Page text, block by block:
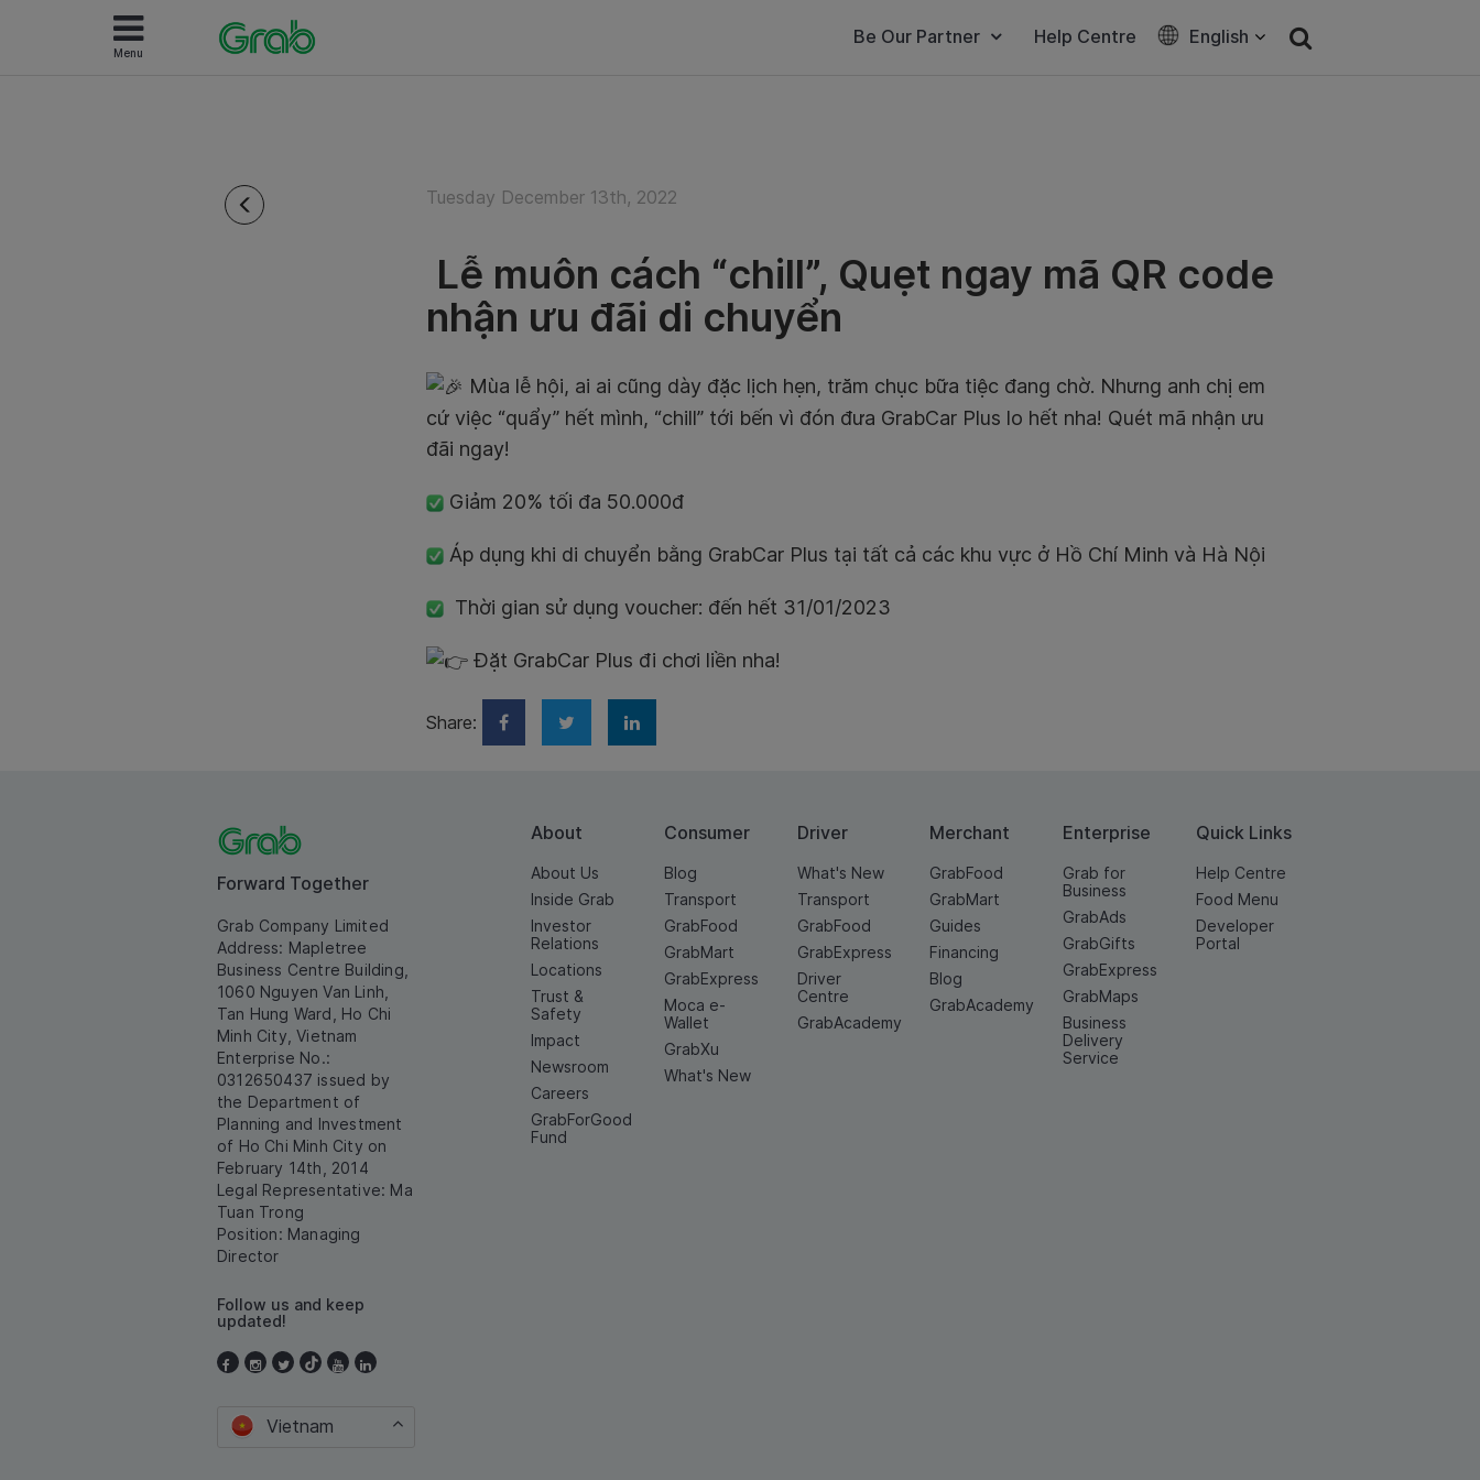
Menu
Be Our Partner Help Centre English
Tuesday December 13th, 2022
Lễ muôn cách “chill”, Quẹt ngay mã QR code
nhận ưu đãi di chuyển
Mùa lễ hội, ai ai cũng dày đặc lịch hẹn, trăm chục bữa tiệc đang chờ. Nhưng anh chị em
cứ việc “quẩy” hết mình, “chill” tới bến vì đón đưa GrabCar Plus lo hết nha! Quét mã nhận ưu
đãi ngay!
Giảm 20% tối đa 50.000đ
Áp dụng khi di chuyển bằng GrabCar Plus tại tất cả các khu vực ở Hồ Chí Minh và Hà Nội
Thời gian sử dụng voucher: đến hết 31/01/2023
Đặt GrabCar Plus đi chơi liền nha!
Share:
Forward Together
Grab Company Limited
Address: Mapletree
Business Centre Building,
1060 Nguyen Van Linh,
Tan Hung Ward, Ho Chi
Minh City, Vietnam
Enterprise No.:
0312650437 issued by
the Department of
Planning and Investment
of Ho Chi Minh City on
February 14th, 2014
Legal Representative: Ma
Tuan Trong
Position: Managing
Director
Follow us and keep
updated!
Vietnam
About
About Us
Inside Grab
Investor
Relations
Locations
Trust &
Safety
Impact
Newsroom
Careers
GrabForGood
Fund
Consumer
Blog
Transport
GrabFood
GrabMart
GrabExpress
Moca e-
Wallet
GrabXu
What's New
Driver
What's New
Transport
GrabFood
GrabExpress
Driver
Centre
GrabAcademy
Merchant
GrabFood
GrabMart
Guides
Financing
Blog
GrabAcademy
Enterprise
Grab for
Business
GrabAds
GrabGifts
GrabExpress
GrabMaps
Business
Delivery
Service
Quick Links
Help Centre
Food Menu
Developer
Portal